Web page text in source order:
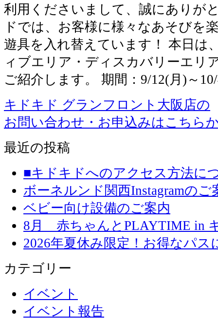
利用くださいまして、誠にありが
ドでは、お客様に様々なあそびを
遊具を入れ替えています！ 本日は
ィブエリア・ディスカバリーエリ
ご紹介します。 期間：9/12(月)～
キドキド グランフロント大阪店の
お問い合わせ・お申込みはこちら
最近の投稿
■キドキドへのアクセス方法に
ボーネルンド関西Instagramのご
ベビー向け設備のご案内
8月 赤ちゃんとPLAYTIME in
2026年夏休み限定！お得なパス
カテゴリー
イベント
イベント報告